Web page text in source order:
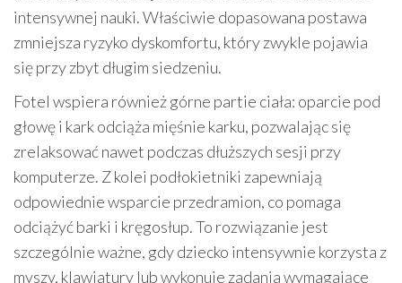
intensywnej nauki. Właściwie dopasowana postawa
zmniejsza ryzyko dyskomfortu, który zwykle pojawia
się przy zbyt długim siedzeniu.
Fotel wspiera również górne partie ciała: oparcie pod
głowę i kark odciąża mięśnie karku, pozwalając się
zrelaksować nawet podczas dłuższych sesji przy
komputerze. Z kolei podłokietniki zapewniają
odpowiednie wsparcie przedramion, co pomaga
odciążyć barki i kręgosłup. To rozwiązanie jest
szczególnie ważne, gdy dziecko intensywnie korzysta z
myszy, klawiatury lub wykonuje zadania wymagające